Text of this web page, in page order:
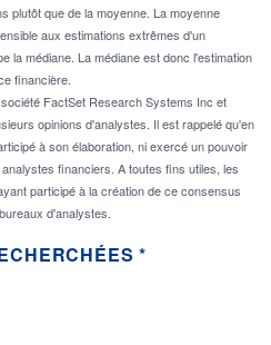
plutôt que de la moyenne. La moyenne
aux estimations extrêmes d'un
la médiane. La médiane est donc l'estimation
financière.
FactSet Research Systems Inc et
opinions d'analystes. Il est rappelé qu'en
à son élaboration, ni exercé un pouvoir
financiers. A toutes fins utiles, les
participé à la création de ce consensus
d'analystes.
*